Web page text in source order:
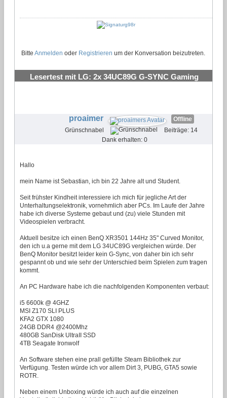
Bitte Anmelden oder Registrieren um der Konversation beizutreten.
Lesertest mit LG: 2x 34UC89G G-SYNC Gaming
proaimer
Offline
Grünschnabel
Beiträge: 14
Dank erhalten: 0
Hallo
mein Name ist Sebastian, ich bin 22 Jahre alt und Student.
Seit frühster Kindheit interessiere ich mich für jegliche Art der
Unterhaltungselektronik, vornehmlich aber PCs. Im Laufe der Jahre
habe ich diverse Systeme gebaut und (zu) viele Stunden mit
Videospielen verbracht.
Aktuell besitze ich einen BenQ XR3501 144Hz 35" Curved Monitor,
den ich u.a gerne mit dem LG 34UC89G vergleichen würde. Der
BenQ Monitor besitzt leider kein G-Sync, von daher bin ich sehr
gespannt ob und wie sehr der Unterschied beim Spielen zum tragen
kommt.
An PC Hardware habe ich die nachfolgenden Komponenten verbaut:
i5 6600k @ 4GHZ
MSI Z170 SLI PLUS
KFA2 GTX 1080
24GB DDR4 @2400Mhz
480GB SanDisk UltraII SSD
4TB Seagate Ironwolf
An Software stehen eine prall gefüllte Steam Bibliothek zur
Verfügung. Testen würde ich vor allem Dirt 3, PUBG, GTA5 sowie
ROTR.
Neben einem Unboxing würde ich auch auf die einzelnen